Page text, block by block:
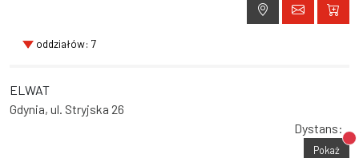
oddziałów: 7
ELWAT
Gdynia, ul. Stryjska 26
Dystans:
Pokaż